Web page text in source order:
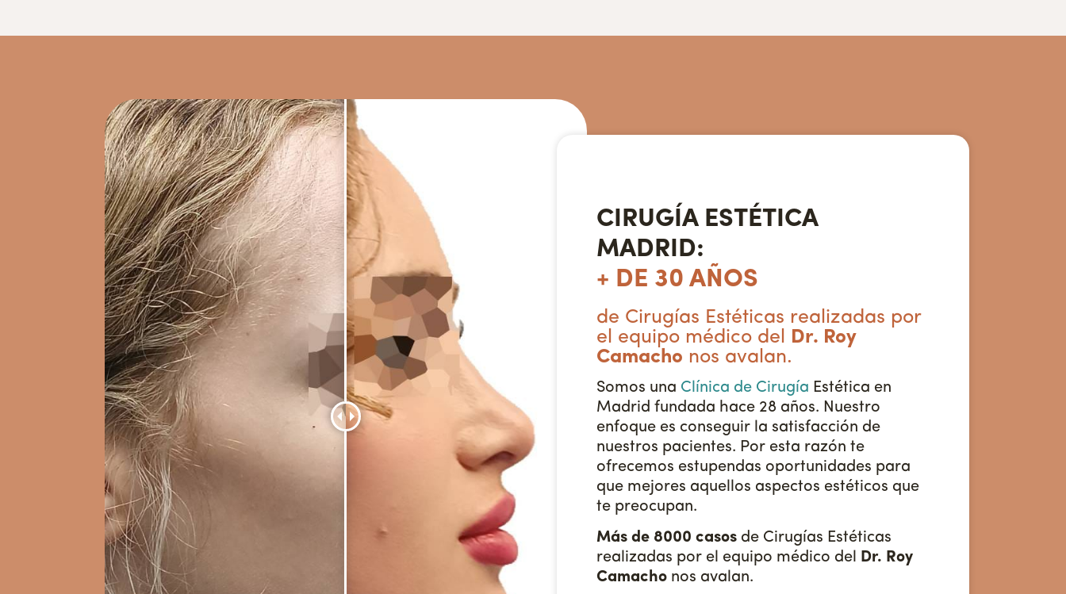
CIRUGÍA ESTÉTICA
MADRID:
+ DE 30 AÑOS
de Cirugías Estéticas realizadas por
el equipo médico del
Dr. Roy
Camacho nos avalan.
Somos una Clínica de Cirugía Estética en
Madrid fundada hace 28 años. Nuestro
enfoque es conseguir la satisfacción de
nuestros pacientes. Por esta razón te
ofrecemos estupendas oportunidades para
que mejores aquellos aspectos estéticos que
te preocupan.
Más de 8000 casosde Cirugías Estéticas
realizadas por el equipo médico del Dr. Roy
Camachonos avalan.